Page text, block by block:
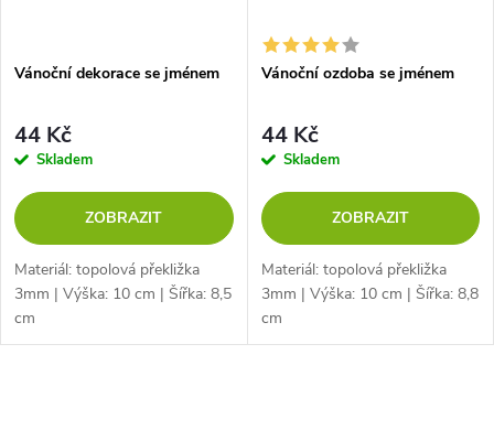
Vánoční dekorace se jménem
44 Kč
Skladem
ZOBRAZIT
Materiál: topolová překližka
3mm | Výška: 10 cm | Šířka: 8,5
cm
Vánoční ozdoba se jménem
44 Kč
Skladem
ZOBRAZIT
Materiál: topolová překližka
3mm | Výška: 10 cm | Šířka: 8,8
cm